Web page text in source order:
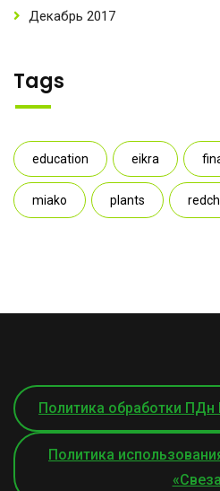
Декабрь 2017
Tags
education eikra
miako plants
Политика обработки ПДн
Политика